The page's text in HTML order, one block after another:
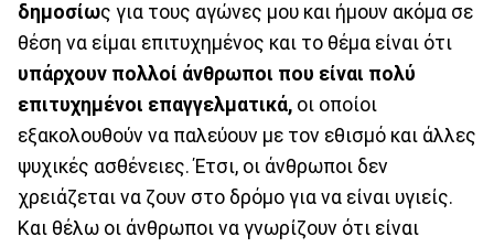
δημοσίως για τους αγώνες μου και ήμουν ακόμα σε
θέση να είμαι επιτυχημένος και το θέμα είναι ότι
υπάρχουν πολλοί άνθρωποι που είναι πολύ
επιτυχημένοι επαγγελματικά, οι οποίοι
εξακολουθούν να παλεύουν με τον εθισμό και άλλες
ψυχικές ασθένειες. Έτσι, οι άνθρωποι δεν
χρειάζεται να ζουν στο δρόμο για να είναι υγιείς.
Και θέλω οι άνθρωποι να γνωρίζουν ότι είναι